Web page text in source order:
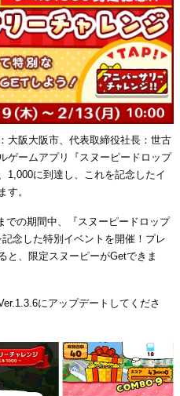
大阪大阪市、代表取締役社長：世古
ゲームアプリ『スヌーピードロップ
1,000に到達し、これを記念したイ
す。
での期間中、『スヌーピードロップ
念した特別イベントを開催！プレ
と、限定スヌーピーがGetできま
にアップデートしてくださ